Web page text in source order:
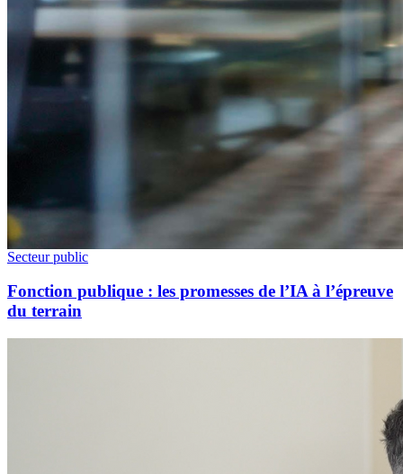
Secteur public
Fonction publique : les promesses de l’IA à l’épreuve
du terrain